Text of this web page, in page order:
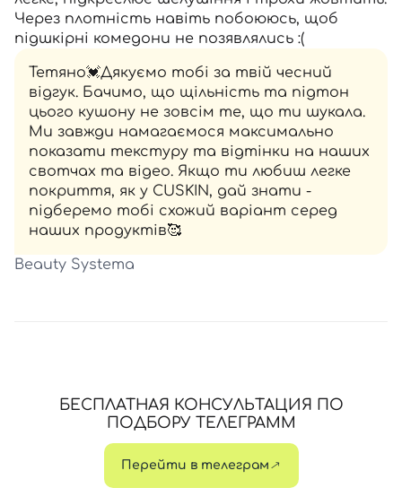
Через плотність навіть побоююсь, щоб
підшкірні комедони не позявлялись :(
Тетяно💓Дякуємо тобі за твій чесний
відгук. Бачимо, що щільність та підтон
цього кушону не зовсім те, що ти шукала.
Ми завжди намагаємося максимально
показати текстуру та відтінки на наших
свотчах та відео. Якщо ти любиш легке
покриття, як у CUSKIN, дай знати -
підберемо тобі схожий варіант серед
наших продуктів🥰
Beauty Systema
БЕСПЛАТНАЯ КОНСУЛЬТАЦИЯ ПО
ПОДБОРУ ТЕЛЕГРАММ
Перейти в телеграм